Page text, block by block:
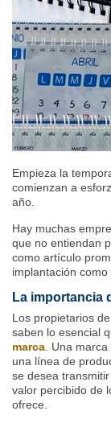
Empieza la
comienzan a
año.
Hay muchas
que no entiendan
como artículo
implantación
La importancia
Los propietarios
saben lo esencial
marca . Una
una línea de
se desea
valor percibido de
ofrece.